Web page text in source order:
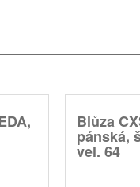
Blůza
pánská,
vel. 64